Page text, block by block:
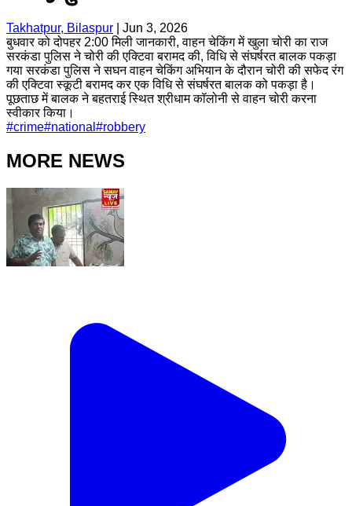
Takhatpur, Bilaspur
Jun 3, 2026
बुधवार को दोपहर 2:00 मिली जानकारी, वाहन चेकिंग में खुला चोरी का राज
सरकंडा पुलिस ने चोरी की एक्टिवा बरामद की, विधि से संघर्षरत बालक पकड़ा
गया सरकंडा पुलिस ने सघन वाहन चेकिंग अभियान के दौरान चोरी की सफेद रंग
की एक्टिवा स्कूटी बरामद कर एक विधि से संघर्षरत बालक को पकड़ा है।
पूछताछ में बालक ने बहतराई स्थित श्रीधाम कॉलोनी से वाहन चोरी करना
स्वीकार किया।
#crime#national #robbery
MORE NEWS